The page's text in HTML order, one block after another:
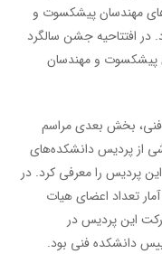
مهندسان پیشکسوت و
افتتاحیه جشن سالگرد
پیشکسوت و مهندسان
فنی، بخش بعدی مراسم
از پردیس دانشکده‌های
پردیس را معرفی کرد. در
بیان آمار تعداد اعضای هیات
این پردیس در
دانشکده فنی بود.